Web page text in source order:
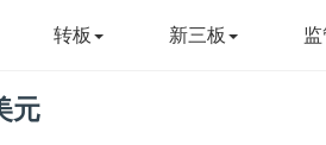
转板 新三板
元